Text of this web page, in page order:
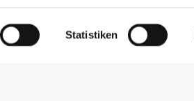
Statistiken